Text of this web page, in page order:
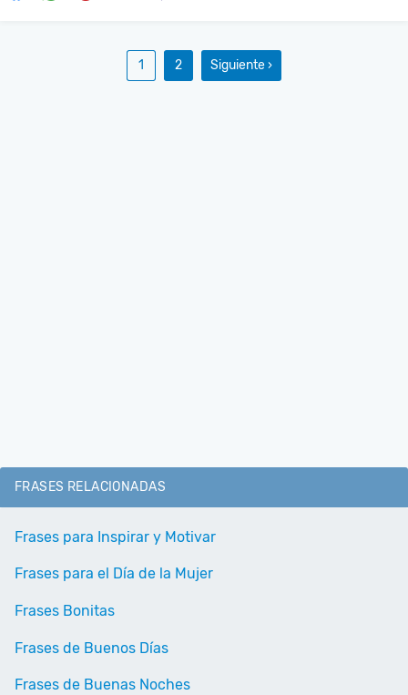
1 2 Siguiente ›
FRASES RELACIONADAS
Frases para Inspirar y Motivar
Frases para el Día de la Mujer
Frases Bonitas
Frases de Buenos Días
Frases de Buenas Noches